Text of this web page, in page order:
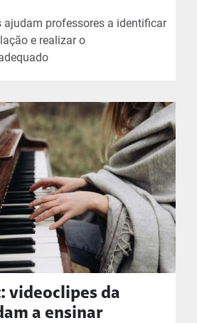
professores a identificar
e realizar o
videoclipes da
a ensinar